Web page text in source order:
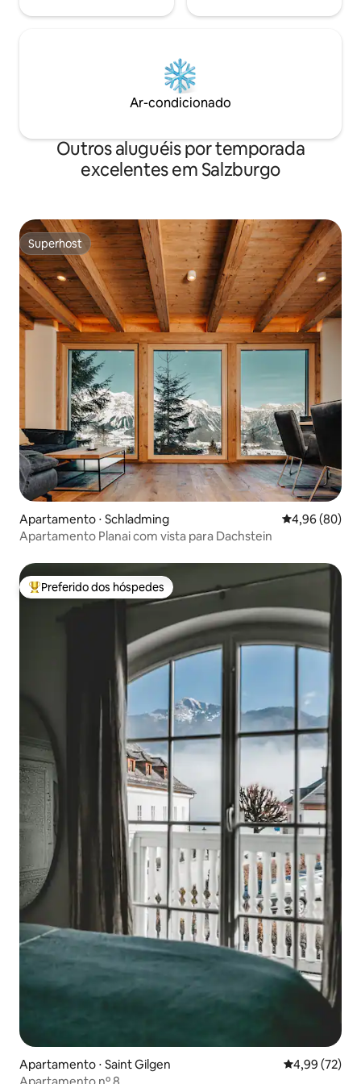
Ar-condicionado
Outros aluguéis por temporada
excelentes em Salzburgo
Superhost
Superhost
Apartamento ⋅ Schladming 4,96 de uma
4,96 (80)
Apartamento Planai com vista para Dachstein
Entre os melhores preferidos dos hóspedes
Preferido dos hóspedes
Apartamento ⋅ Saint Gilgen 4,99 de uma
4,99 (72)